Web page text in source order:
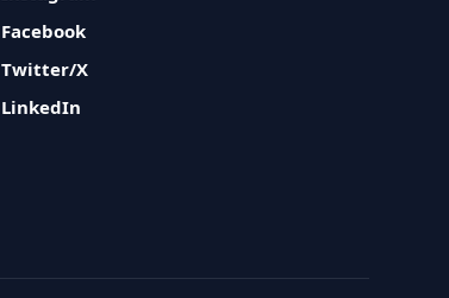
Facebook
Twitter/X
LinkedIn